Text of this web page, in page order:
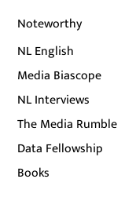
Noteworthy
NL English
Media Biascope
NL Interviews
The Media Rumble
Data Fellowship
Books